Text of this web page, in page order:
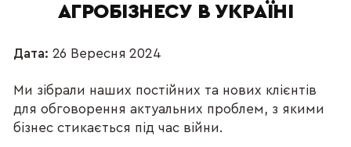
АГРОБІЗНЕСУ В УКРАЇНІ
Дата: 26 Вересня 2024
Ми зібрали наших постійних та нових клієнтів
для обговорення актуальних проблем, з якими
бізнес стикається під час війни.